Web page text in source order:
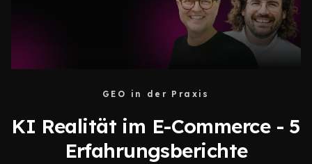
GEO in der Praxis
KI Realität im E-Commerce - 5
Erfahrungsberichte